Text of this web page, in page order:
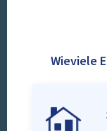
Wieviele